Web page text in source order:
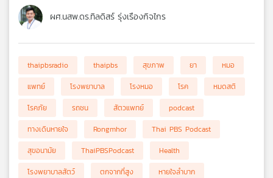
ผศ.นสพ.ดร.ทิลดิสร์ รุ่งเรืองกิจไกร
thaipbsradio thaipbs สุขภาพ ยา
หมอ
แพทย์
โรงพยาบาล โรงหมอ โรค
หมดสติ
โรคภัย
รถชน สัตวแพทย์
podcast
ทางเดินหายใจ
Rongmhor
Thai PBS Podcast
สุขอนามัย
ThaiPBSPodcast
Health
โรงพยาบาลสัตว์
ตกจากที่สูง
หายใจลำบาก